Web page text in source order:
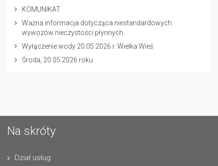
KOMUNIKAT
Ważna informacja dotycząca niestandardowych
wywozów nieczystości płynnych.
Wyłączenie wody 20.05.2026 r. Wielka Wieś
Środa, 20.05.2026 roku
Na skróty
Dział usług